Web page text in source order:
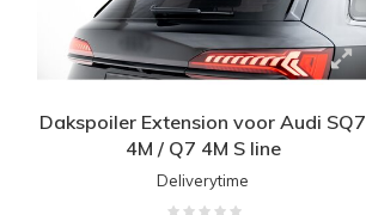
Dakspoiler Extension voor Audi SQ7
4M / Q7 4M S line
Deliverytime